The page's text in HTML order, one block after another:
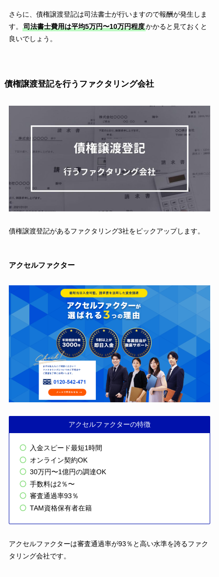
さらに、債権譲渡登記は司法書士が行いますので報酬が発生しま
す。
司法書士費用は平均5万円〜10万円程度かかると見ておくと
良いでしょう。
債権譲渡登記を行うファクタリング会社
債権譲渡登記があるファクタリング3社をピックアップします。
アクセルファクター
アクセルファクターの特徴
入金スピード最短1時間
オンライン契約OK
30万円〜1億円の調達OK
手数料は2％〜
審査通過率93％
TAM資格保有者在籍
アクセルファクターは審査通過率が93％と高い水準を誇るファク
タリング会社です。